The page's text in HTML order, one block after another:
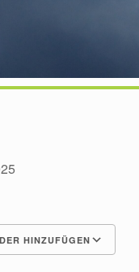
HINZUFÜGEN